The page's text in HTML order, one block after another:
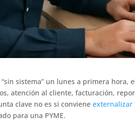
sistema” un lunes a primera hora,
atención al cliente, facturación,
clave no es si convieneexternalizar
para una PYME.